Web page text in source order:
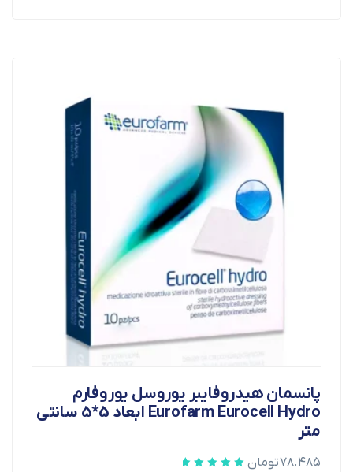
پانسمان هیدروفایبر یوروسل یوروفارم
Eurofarm Eurocell Hydro ابعاد 5*5 سانتی
متر
۷۸.۴۸۵تومان